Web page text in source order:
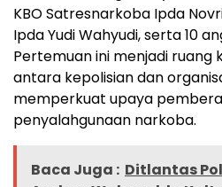
KBO Satresnarkoba Ipda
Ipda Yudi Wahyudi, serta 10
Pertemuan ini menjadi ruang
antara kepolisian dan
memperkuat upaya
penyalahgunaan narkoba.
Baca Juga : Ditlantas